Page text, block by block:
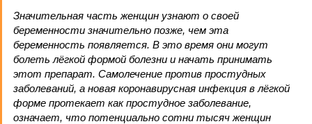
Значительная часть женщин узнают о своей
беременности значительно позже, чем эта
беременность появляется. В это время они могут
болеть лёгкой формой болезни и начать принимать
этот препарат. Самолечение против простудных
заболеваний, а новая коронавирусная инфекция в лёгкой
форме протекает как простудное заболевание,
означает, что потенциально сотни тысяч женщин